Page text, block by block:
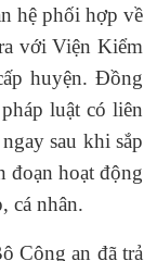
hệ phối hợp về
với Viện Kiểm
huyện. Đồng
luật có liên
sau khi sắp
đoạn hoạt động
cá nhân.
Công an đã trả